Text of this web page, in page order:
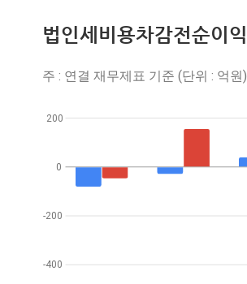
법인세비용차감전순이익
주 : 연결 재무제표 기준 (단위 : 억원)
-400
-200
0
200